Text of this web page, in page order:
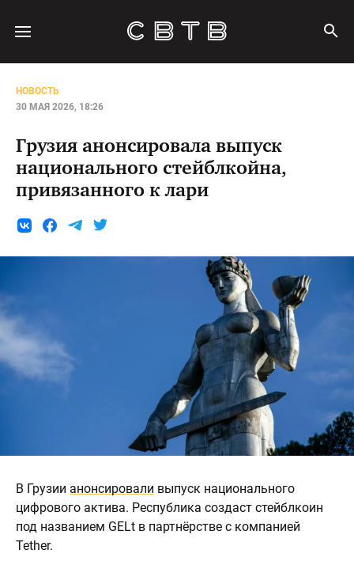
НОВОСТЬ
30 МАЯ 2026, 18:26
Грузия анонсировала выпуск
национального стейблкойна,
привязанного к лари
В Грузии анонсировали выпуск национального
цифрового актива. Республика создаст стейблкоин
под названием GELt в партнёрстве с компанией
Tether.